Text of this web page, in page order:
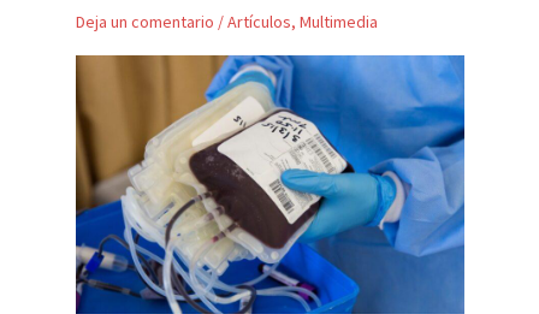
Deja un comentario /Artículos, Multimedia